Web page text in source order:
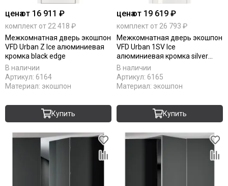
ценаот 16 911 ₽
комплект от 22 418 ₽
Межкомнатная дверь экошпон
VFD Urban Z Ice алюминиевая
кромка black edge
В наличии
Артикул: 6164
Материал: экошпон
Купить
ценаот 19 619 ₽
комплект от 26 793 ₽
Межкомнатная дверь экошпон
VFD Urban 1SV Ice
алюминиевая кромка silver
edge
В наличии
Артикул: 6165
Материал: экошпон
Купить